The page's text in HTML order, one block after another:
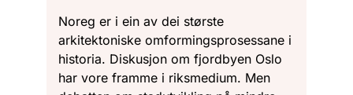
Noreg er i ein av dei største
arkitektoniske omformingsprosessane i
historia. Diskusjon om fjordbyen Oslo
har vore framme i riksmedium. Men